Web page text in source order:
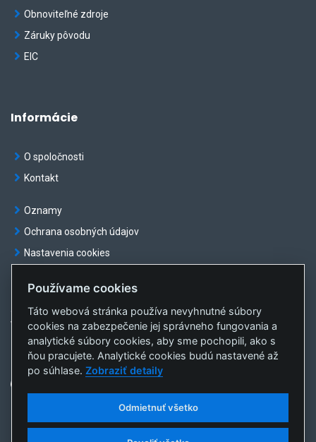
Obnoviteľné zdroje
Záruky pôvodu
EIC
Informácie
O spoločnosti
Kontakt
Oznamy
Ochrana osobných údajov
Nastavenia cookies
© OKTE, a.s. Všetky práva vyhradené
Vytvorilasféra, a.s.
Používame cookies
Táto webová stránka používa nevyhnutné súbory
cookies na zabezpečenie jej správneho fungovania a
analytické súbory cookies, aby sme pochopili, ako s
ňou pracujete. Analytické cookies budú nastavené až
po súhlase.Zobraziť detaily
Odmietnuť všetko